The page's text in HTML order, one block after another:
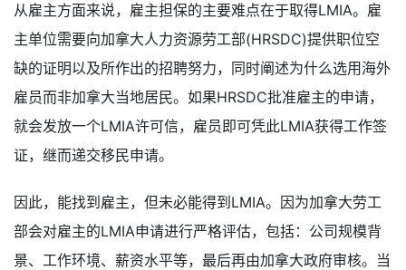
从雇主方面来说，雇主担保的主要难点在于取得LMIA。雇
主单位需要向加拿大人力资源劳工部(HRSDC)提供职位空
缺的证明以及所作出的招聘努力，同时阐述为什么选用海外
雇员而非加拿大当地居民。如果HRSDC批准雇主的申请，
就会发放一个LMIA许可信，雇员即可凭此LMIA获得工作签
证，继而递交移民申请。
因此，能找到雇主，但未必能得到LMIA。因为加拿大劳工
部会对雇主的LMIA申请进行严格评估，包括：公司规模背
景、工作环境、薪资水平等，最后再由加拿大政府审核。当